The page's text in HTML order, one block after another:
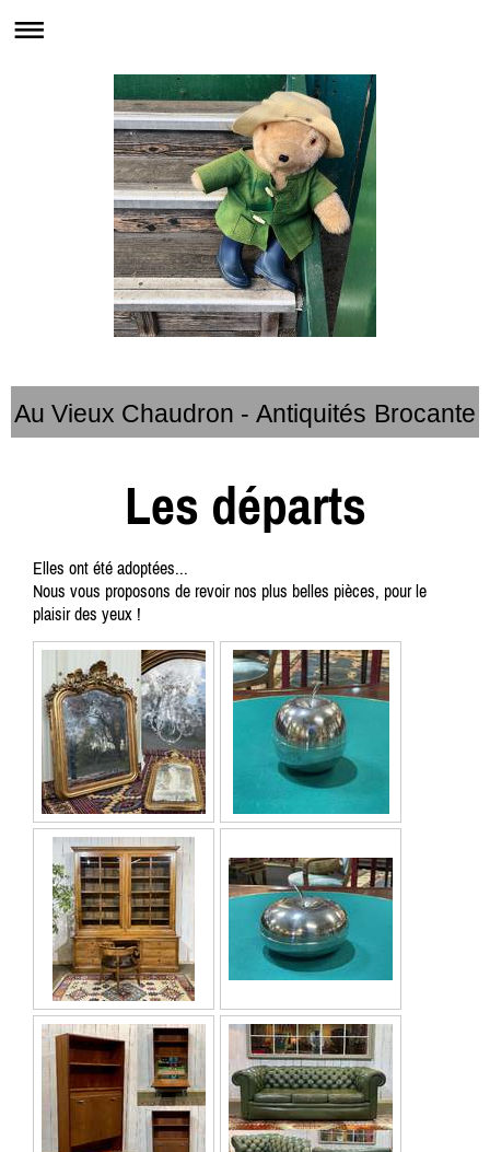
Au Vieux Chaudron - Antiquités Brocante
Les départs
Elles ont été adoptées...
Nous vous proposons de revoir nos plus belles pièces, pour le
plaisir des yeux !